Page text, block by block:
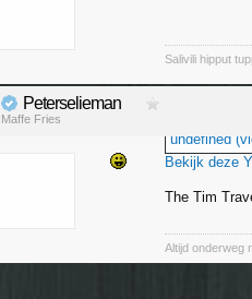
Salivili hipput
Peterselieman
Maffe Fries
undefined
Bekijk deze
The Tim
Altijd onderweg